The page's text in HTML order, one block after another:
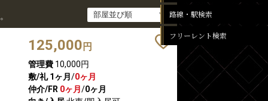
125,000 円
管理費10,000円
敷/礼 1ヶ月 /0ヶ月
仲介/FR 0ヶ月 /0ヶ月
路線・駅検索
フリーレント検索